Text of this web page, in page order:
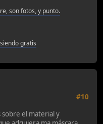
son fotos, y punto.
gratis
#10
sobre el material y